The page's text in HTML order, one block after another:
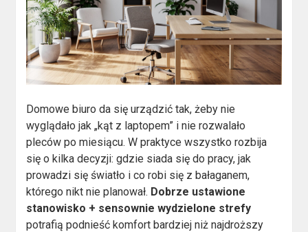
Domowe biuro da się urządzić tak, żeby nie
wyglądało jak „kąt z laptopem” i nie rozwalało
pleców po miesiącu. W praktyce wszystko rozbija
się o kilka decyzji: gdzie siada się do pracy, jak
prowadzi się światło i co robi się z bałaganem,
którego nikt nie planował. Dobrze ustawione
stanowisko + sensownie wydzielone strefy
potrafią podnieść komfort bardziej niż najdroższy